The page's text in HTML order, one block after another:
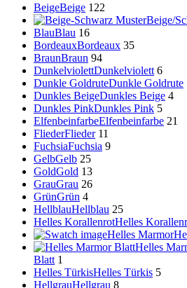
BeigeBeige 122
Beige/
BlauBlau 16
BordeauxBordeaux 35
BraunBraun 94
DunkelviolettDunkelviolett 6
Dunkle GoldruteDunkle Goldrute
Dunkles BeigeDunkles Beige 4
Dunkles PinkDunkles Pink 5
ElfenbeinfarbeElfenbeinfarbe 21
FliederFlieder 11
FuchsiaFuchsia 9
GelbGelb 25
GoldGold 13
GrauGrau 26
GrünGrün 4
HellblauHellblau 25
Helles KorallenrotHelles
Helles Marmor
Helles
Blatt 1
Helles TürkisHelles Türkis 5
HellgrauHellgrau 8